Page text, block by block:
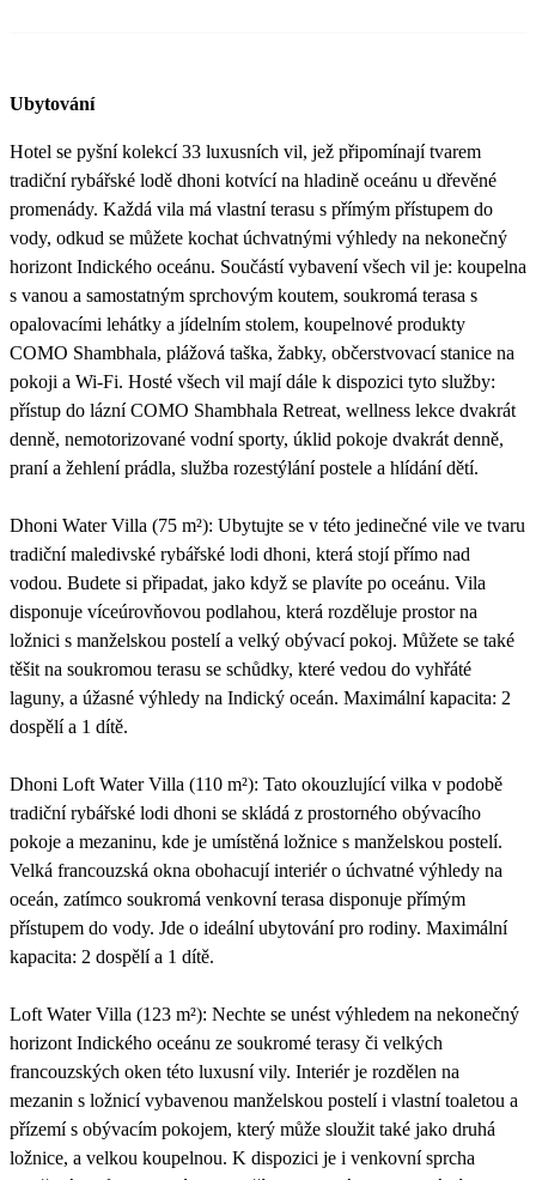
Ubytování
Hotel se pyšní kolekcí 33 luxusních vil, jež připomínají tvarem
tradiční rybářské lodě dhoni kotvící na hladině oceánu u dřevěné
promenády. Každá vila má vlastní terasu s přímým přístupem do
vody, odkud se můžete kochat úchvatnými výhledy na nekonečný
horizont Indického oceánu. Součástí vybavení všech vil je: koupelna
s vanou a samostatným sprchovým koutem, soukromá terasa s
opalovacími lehátky a jídelním stolem, koupelnové produkty
COMO Shambhala, plážová taška, žabky, občerstvovací stanice na
pokoji a Wi-Fi. Hosté všech vil mají dále k dispozici tyto služby:
přístup do lázní COMO Shambhala Retreat, wellness lekce dvakrát
denně, nemotorizované vodní sporty, úklid pokoje dvakrát denně,
praní a žehlení prádla, služba rozestýlání postele a hlídání dětí.
Dhoni Water Villa (75 m²): Ubytujte se v této jedinečné vile ve tvaru
tradiční maledivské rybářské lodi dhoni, která stojí přímo nad
vodou. Budete si připadat, jako když se plavíte po oceánu. Vila
disponuje víceúrovňovou podlahou, která rozděluje prostor na
ložnici s manželskou postelí a velký obývací pokoj. Můžete se také
těšit na soukromou terasu se schůdky, které vedou do vyhřáté
laguny, a úžasné výhledy na Indický oceán. Maximální kapacita: 2
dospělí a 1 dítě.
Dhoni Loft Water Villa (110 m²): Tato okouzlující vilka v podobě
tradiční rybářské lodi dhoni se skládá z prostorného obývacího
pokoje a mezaninu, kde je umístěná ložnice s manželskou postelí.
Velká francouzská okna obohacují interiér o úchvatné výhledy na
oceán, zatímco soukromá venkovní terasa disponuje přímým
přístupem do vody. Jde o ideální ubytování pro rodiny. Maximální
kapacita: 2 dospělí a 1 dítě.
Loft Water Villa (123 m²): Nechte se unést výhledem na nekonečný
horizont Indického oceánu ze soukromé terasy či velkých
francouzských oken této luxusní vily. Interiér je rozdělen na
mezanin s ložnicí vybavenou manželskou postelí i vlastní toaletou a
přízemí s obývacím pokojem, který může sloužit také jako druhá
ložnice, a velkou koupelnou. K dispozici je i venkovní sprcha